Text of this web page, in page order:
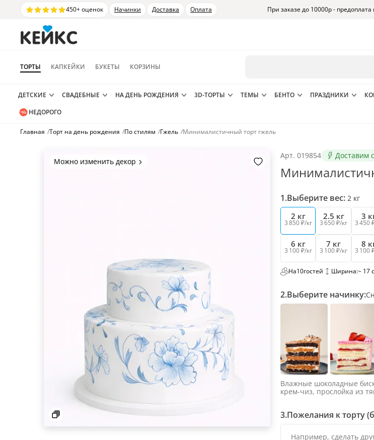
450+ оценок Начинки Доставка Оплата При заказе до 10000р -
ТОРТЫ КАПКЕЙКИ БУКЕТЫ КОРЗИНЫ
ДЕТСКИЕ СВАДЕБНЫЕ НА ДЕНЬ РОЖДЕНИЯ 3D-ТОРТЫ ТЕМЫ БЕНТО ПРАЗДНИКИ
НЕДОРОГО
Главная /Торт на день рождения /По стилям /Гжель /Минималистичный торт гжель
Можно изменить декор
Арт. 019854 Доставим
1.Выберите вес: 2 кг
2 кг
3 850 ₽/кг
2.5 кг
3 650 ₽/кг
3
3 450
6 кг
3 100 ₽/кг
7 кг
3 100 ₽/кг
8
3 100
На10гостей Ширина:~ 17
2.Выберите начинку:
Влажные шоколадные
крем-чиз, прослойка из
карамели, не оставляя ни
3.Пожелания к торту